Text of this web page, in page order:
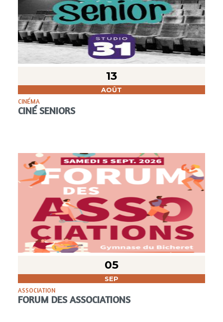
13
AOÛT
CINÉMA
CINÉ SENIORS
05
SEP
ASSOCIATION
FORUM DES ASSOCIATIONS